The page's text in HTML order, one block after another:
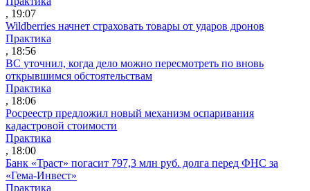
, 19:07
Wildberries начнет страховать товары от ударов дронов
Практика
, 18:56
ВС уточнил, когда дело можно пересмотреть по вновь
открывшимся обстоятельствам
Практика
, 18:06
Росреестр предложил новый механизм оспаривания
кадастровой стоимости
Практика
, 18:00
Банк «Траст» погасит 797,3 млн руб. долга перед ФНС за
«Гема-Инвест»
Практика